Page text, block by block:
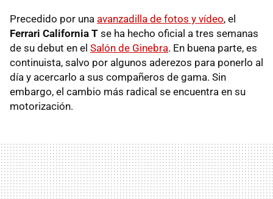
Precedido por una avanzadilla de fotos y vídeo, el
Ferrari California T se ha hecho oficial a tres semanas
de su debut en el Salón de Ginebra. En buena parte, es
continuista, salvo por algunos aderezos para ponerlo al
día y acercarlo a sus compañeros de gama. Sin
embargo, el cambio más radical se encuentra en su
motorización.